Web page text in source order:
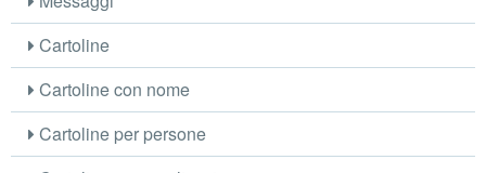
Cartoline
Cartoline con nome
Cartoline per persone